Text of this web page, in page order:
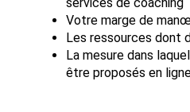
Votre marge de
Les ressources dont
La mesure dans
être proposés en